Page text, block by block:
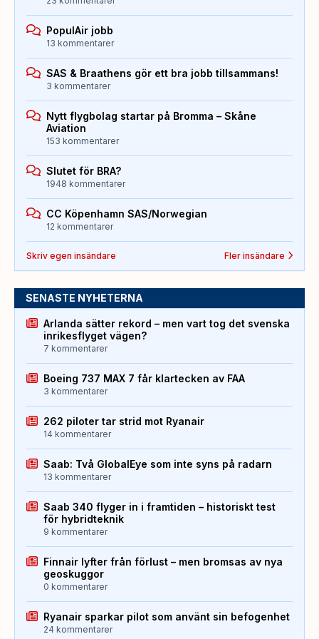
PopulAir jobb
13 kommentarer
SAS & Braathens gör ett bra jobb tillsammans!
3 kommentarer
Nytt flygbolag startar på Bromma – Skåne
Aviation
153 kommentarer
Slutet för BRA?
1948 kommentarer
CC Köpenhamn SAS/Norwegian
12 kommentarer
Skriv egen insändare Fler insändare
SENASTE NYHETERNA
Arlanda sätter rekord – men vart tog det svenska
inrikesflyget vägen?
7 kommentarer
Boeing 737 MAX 7 får klartecken av FAA
3 kommentarer
262 piloter tar strid mot Ryanair
14 kommentarer
Saab: Två GlobalEye som inte syns på radarn
13 kommentarer
Saab 340 flyger in i framtiden – historiskt test
för hybridteknik
9 kommentarer
Finnair lyfter från förlust – men bromsas av nya
geoskuggor
0 kommentarer
Ryanair sparkar pilot som använt sin befogenhet
24 kommentarer